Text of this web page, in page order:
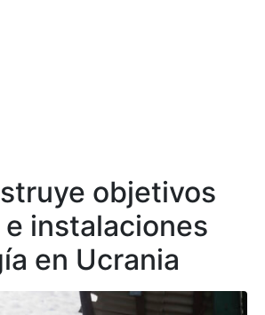
objetivos
instalaciones
en Ucrania